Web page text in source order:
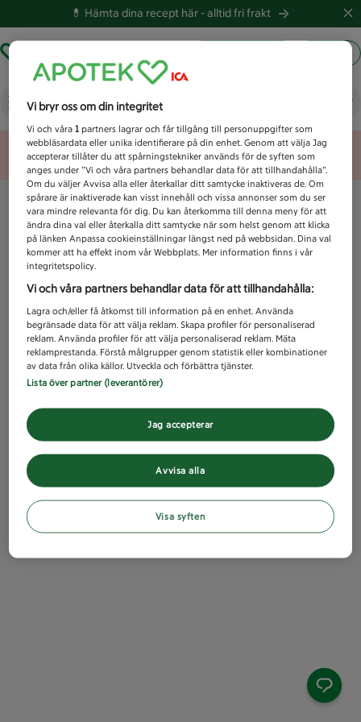
💊 Hämta dina recept här -alltid fri frakt
Vad letar du efter idag?
Unknown error
Vi bryr oss om din integritet
Vi och våra1 partners lagrar och får tillgång till personuppgifter som
webbläsardata eller unika identifierare på din enhet. Genom att välja Jag
accepterar tillåter du att spårningstekniker används för de syften som
anges under ”Vi och våra partners behandlar data för att tillhandahålla”.
Om du väljer Avvisa alla eller återkallar ditt samtycke inaktiveras de. Om
spårare är inaktiverade kan visst innehåll och vissa annonser som du ser
vara mindre relevanta för dig. Du kan återkomma till denna meny för att
ändra dina val eller återkalla ditt samtycke när som helst genom att klicka
på länken Anpassa cookieinställningar längst ned på webbsidan. Dina val
kommer att ha effekt inom vår Webbplats. Mer information finns i vår
integritetspolicy.
Vi och våra partners behandlar data för att tillhandahålla:
Lagra och/eller få åtkomst till information på en enhet. Använda
begränsade data för att välja reklam. Skapa profiler för personaliserad
reklam. Använda profiler för att välja personaliserad reklam. Mäta
reklamprestanda. Förstå målgrupper genom statistik eller kombinationer
av data från olika källor. Utveckla och förbättra tjänster.
Lista över partner (leverantörer)
Avvisa alla
Jag accepterar
Visa syften